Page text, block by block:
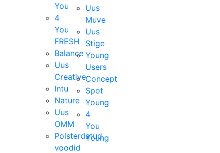
You
4
You
FRESH
Balance
Uus
Creative
Intu
Nature
Uus
OMM
Polsterdatud
voodid
Uus
Muve
Uus
Stige
Young
Users
Concept
Spot
Young
4
You
Young